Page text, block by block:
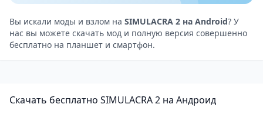
персонажами. Каждое ваше действие, такое как
просмотр видео или ответ на сообщение, может
повлиять на ход расследования.
В зависимости от того, какие решения вы примете,
проходить её снова и снова.
Вы искали моды и взлом на SIMULACRA 2 на Android? У
нас вы можете скачать мод и полную версия совершенно
бесплатно на планшет и смартфон.
Скачать бесплатно SIMULACRA 2 на Андроид